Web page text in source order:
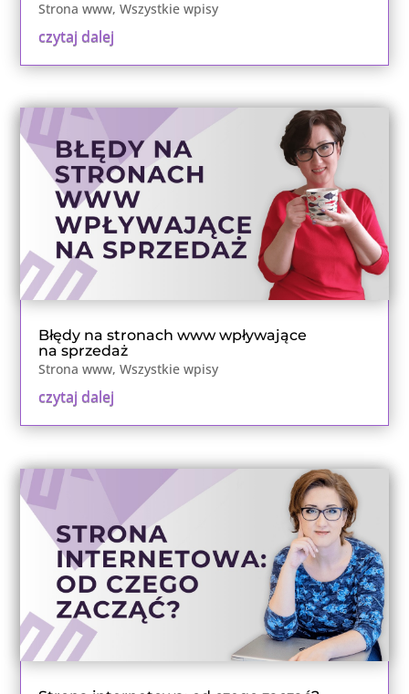
Strona www,Wszystkie wpisy
czytaj dalej
Błędy na stronach www wpływające
na sprzedaż
Strona www,Wszystkie wpisy
czytaj dalej